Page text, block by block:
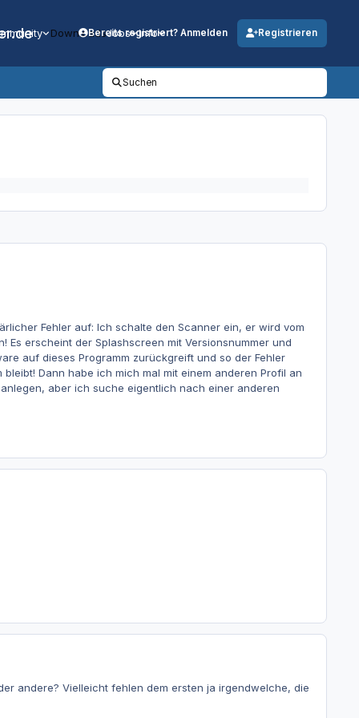
DownloadsJobs Info
Bereits registriert? Anmelden Registrieren
Suchen
Fehler auf: Ich schalte den Scanner ein, er wird vom
Es erscheint der Splashscreen mit Versionsnummer und
auf dieses Programm zurückgreift und so der Fehler
Dann habe ich mich mal mit einem anderen Profil an
aber ich suche eigentlich nach einer anderen
andere? Vielleicht fehlen dem ersten ja irgendwelche, die